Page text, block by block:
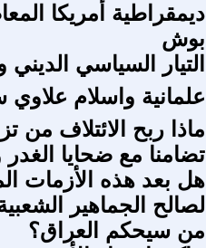
ديمقراطية أمريكا
بوش
التيار السياسي
علمانية واسلام علاوي
ماذا ربح الائتلاف من
تضامنا مع ضحايا الغدر
هل بعد هذه الأزمات
لصالح الجماهير
من سيحكم العراق؟